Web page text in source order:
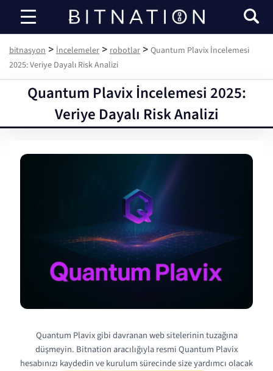
bitnasyon
bitnasyon > İncelemeler > robotlar > Quantum Plavix İncelemesi
2025: Veriye Dayalı Risk Analizi
Quantum Plavix İncelemesi 2025:
Veriye Dayalı Risk Analizi
Quantum Plavix gibi davranan web sitelerinin tuzağına
düşmeyin. Bitnation aracılığıyla resmi Quantum Plavix
hesabınızı kaydedin ve kurulum sürecinde size yardımcı olacak